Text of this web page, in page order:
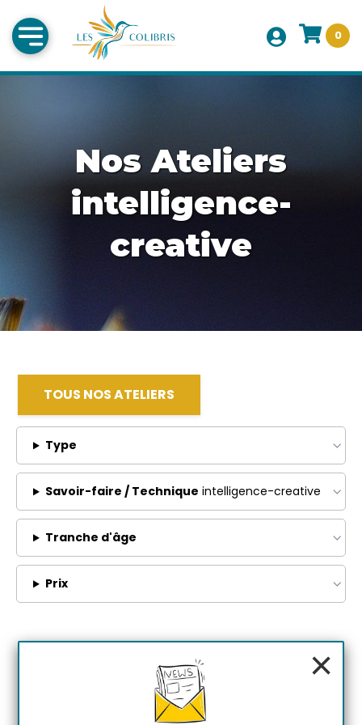
0
Nos Ateliers
intelligence-
creative
TOUS NOS ATELIERS
Type
Savoir-faire / Technique intelligence-creative
Tranche d'âge
Prix
×